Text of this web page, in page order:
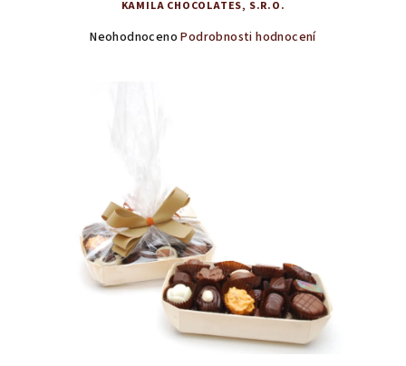
KAMILA CHOCOLATES, S.R.O.
Průměrné
Neohodnoceno Podrobnosti hodnocení